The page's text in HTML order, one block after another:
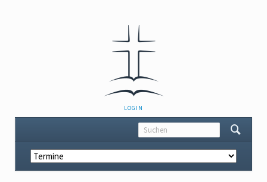
NAVIGATION
ÜBERSPRINGEN
LOGIN
Navigation
überspringen